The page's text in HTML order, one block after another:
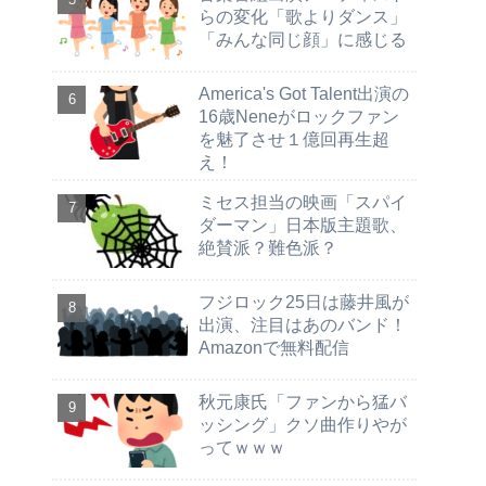
らの変化「歌よりダンス」
「みんな同じ顔」に感じる
America's Got Talent出演の
16歳Neneがロックファン
を魅了させ１億回再生超
え！
ミセス担当の映画「スパイ
ダーマン」日本版主題歌、
絶賛派？難色派？
フジロック25日は藤井風が
出演、注目はあのバンド！
Amazonで無料配信
秋元康氏「ファンから猛バ
ッシング」クソ曲作りやが
ってｗｗｗ